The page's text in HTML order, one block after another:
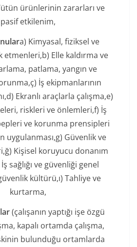
ürünlerinin zararları ve
pasif etkilenim,
a) Kimyasal, fiziksel ve
Elle kaldırma ve
patlama, yangın ve
İş ekipmanlarının
Ekranlı araçlarla çalışma,e)
riskleri ve önlemleri,f) İş
ve korunma prensipleri
uygulanması,g) Güvenlik ve
Kişisel koruyucu donanım
sağlığı ve güvenliği genel
kültürü,ı) Tahliye ve
kurtarma,
(çalışanın yaptığı işe özgü
kapalı ortamda çalışma,
bulunduğu ortamlarda